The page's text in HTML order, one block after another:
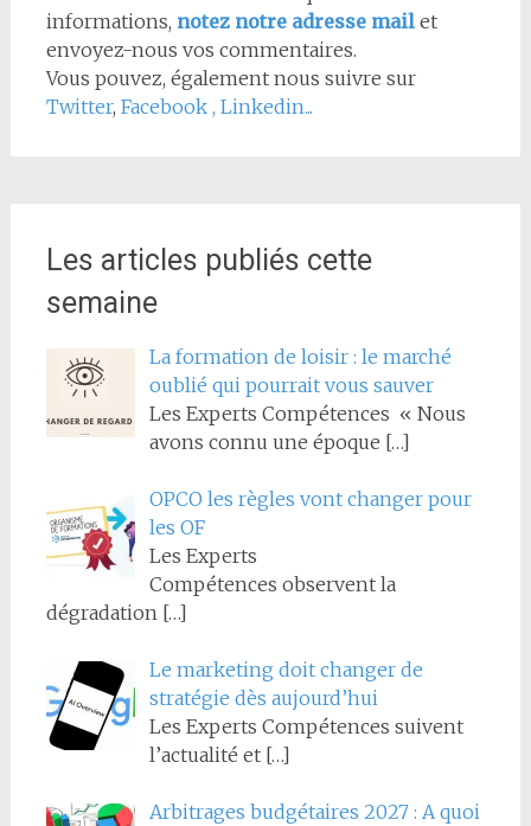
informations, notez notre adresse mail et
envoyez-nous vos commentaires.
Vous pouvez, également nous suivre sur
Twitter, Facebook , Linkedin...
Les articles publiés cette
semaine
La formation de loisir : le marché
oublié qui pourrait vous sauver
Les Experts Compétences « Nous
avons connu une époque […]
OPCO les règles vont changer pour
les OF
Les Experts
Compétences observent la
dégradation […]
Le marketing doit changer de
stratégie dès aujourd’hui
Les Experts Compétences suivent
l’actualité et […]
Arbitrages budgétaires 2027 : A quoi